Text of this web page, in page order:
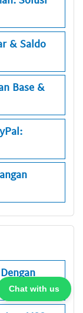
& Saldo
Base &
Chat with us